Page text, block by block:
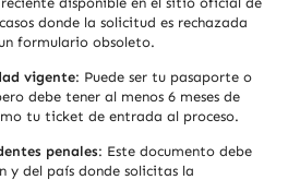
donde la solicitud es rechazada
formulario obsoleto.
vigente: Puede ser tu pasaporte o
debe tener al menos 6 meses de
tu ticket de entrada al proceso.
penales: Este documento debe
y del país donde solicitas la